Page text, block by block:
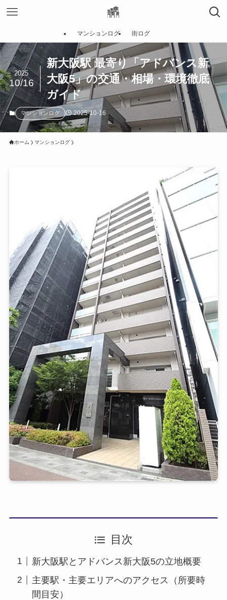
マンションログ 街ログ
新大阪駅 最寄り「アドバンス新
大阪5」の交通・相場・環境徹底
ガイド
2025
10/16
マンションログ 2025-10-16
ホーム マンションログ
目次
新大阪駅とアドバンス新大阪5の立地概要
主要駅・主要エリアへのアクセス（所要時
間目安）